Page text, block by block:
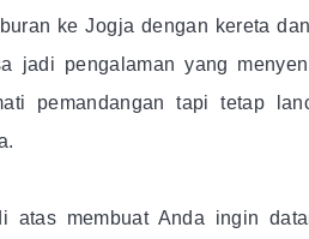
ke Jogja dengan kereta
jadi pengalaman yang
pemandangan tapi tetap
atas membuat Anda ingin